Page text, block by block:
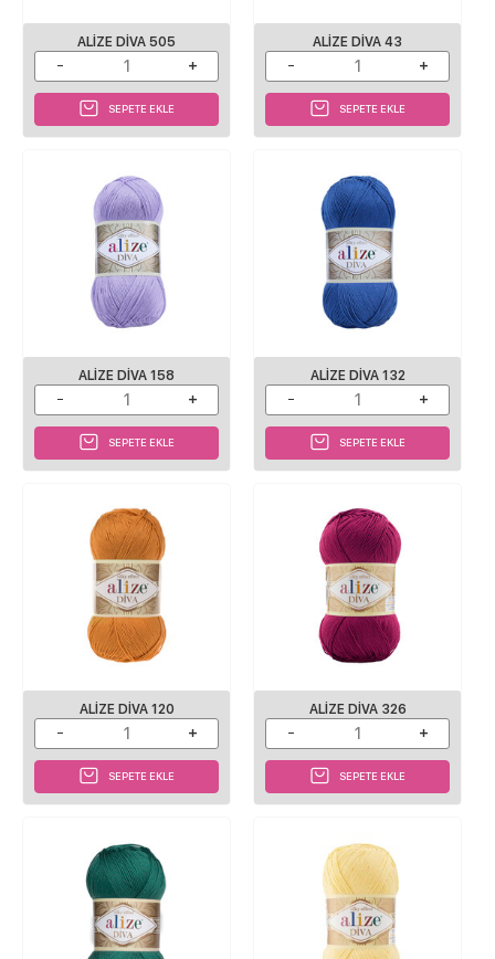
ALIZE DIVA 505
SEPETE EKLE
ALIZE DIVA 43
SEPETE EKLE
ALIZE DIVA 158
SEPETE EKLE
ALIZE DIVA 132
SEPETE EKLE
ALIZE DIVA 120
SEPETE EKLE
ALIZE DIVA 326
SEPETE EKLE